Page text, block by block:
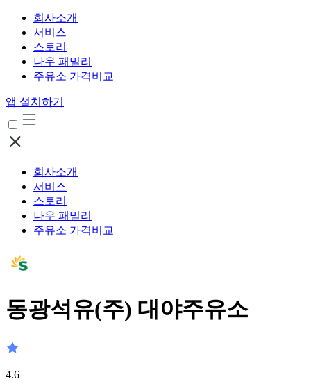
회사소개
서비스
스토리
나우 패밀리
주유소 가격비교
앱 설치하기
회사소개
서비스
스토리
나우 패밀리
주유소 가격비교
동광석유(주) 대야주유소
4.6